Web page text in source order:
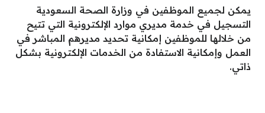
يمكن لجميع الموظفين في وزارة الصحة السعودية
التسجيل في خدمة مديري موارد الإلكترونية التي تتيح
من خلالها للموظفين إمكانية تحديد مديرهم المباشر في
العمل وإمكانية الاستفادة من الخدمات الإلكترونية بشكل
ذاتي.